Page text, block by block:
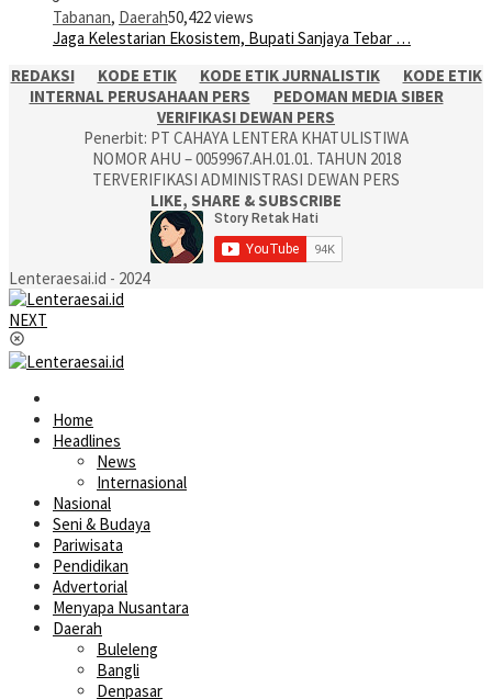
Tabanan, Daerah50,422 views
Jaga Kelestarian Ekosistem, Bupati Sanjaya Tebar …
REDAKSI
KODE ETIK KODE ETIK JURNALISTIK
KODE ETIK
INTERNAL PERUSAHAAN PERS
PEDOMAN MEDIA SIBER
VERIFIKASI DEWAN PERS
Penerbit: PT CAHAYA LENTERA KHATULISTIWA
NOMOR AHU – 0059967.AH.01.01. TAHUN 2018
TERVERIFIKASI ADMINISTRASI DEWAN PERS
LIKE, SHARE & SUBSCRIBE
Lenteraesai.id - 2024
NEXT
Home
Headlines
News
Internasional
Nasional
Seni & Budaya
Pariwisata
Pendidikan
Advertorial
Menyapa Nusantara
Daerah
Buleleng
Bangli
Denpasar